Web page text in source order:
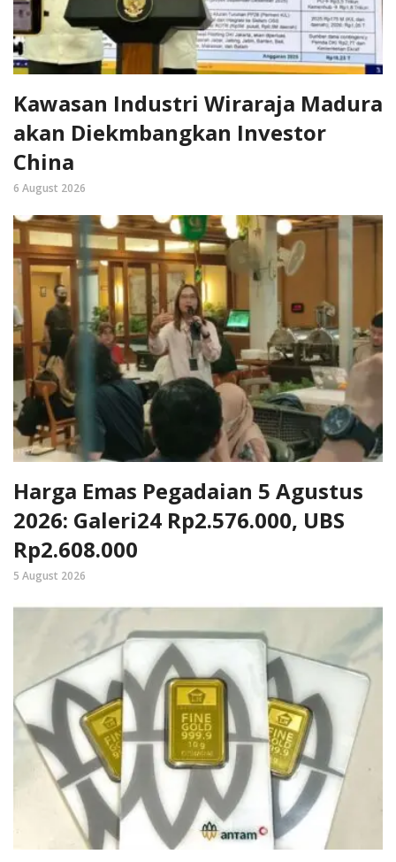
Kawasan Industri Wiraraja Madura
akan Diekmbangkan Investor
China
6 August 2026
Harga Emas Pegadaian 5 Agustus
2026: Galeri24 Rp2.576.000, UBS
Rp2.608.000
5 August 2026